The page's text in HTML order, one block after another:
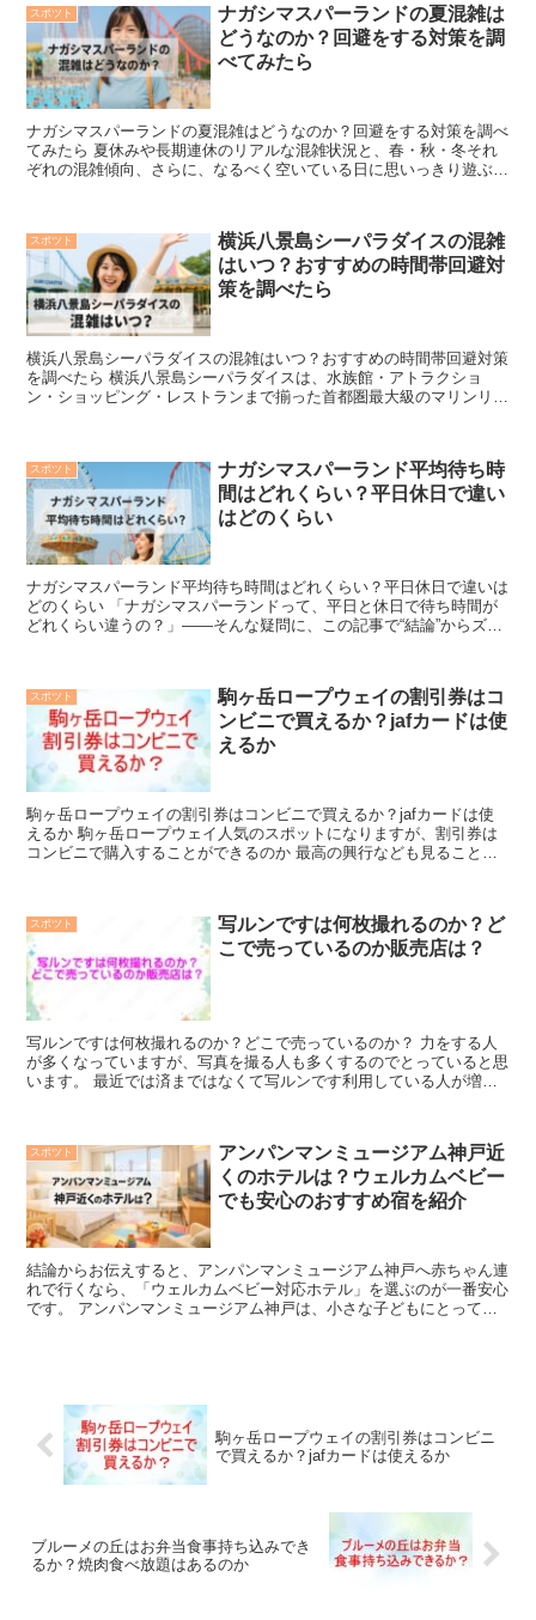
スポツト
ナガシマスパーランドの夏混雑は
どうなのか？回避をする対策を調
べてみたら
ナガシマスパーランドの夏混雑はどうなのか？回避をする対策を調べ
てみたら 夏休みや長期連休のリアルな混雑状況と、春・秋・冬それ
ぞれの混雑傾向、さらに、なるべく空いている日に思いっきり遊ぶた
スポツト
横浜八景島シーパラダイスの混雑
はいつ？おすすめの時間帯回避対
策を調べたら
横浜八景島シーパラダイスの混雑はいつ？おすすめの時間帯回避対策
を調べたら 横浜八景島シーパラダイスは、水族館・アトラクショ
ン・ショッピング・レストランまで揃った首都圏最大級のマリンリゾ
スポツト
ナガシマスパーランド平均待ち時
間はどれくらい？平日休日で違い
はどのくらい
ナガシマスパーランド平均待ち時間はどれくらい？平日休日で違いは
どのくらい 「ナガシマスパーランドって、平日と休日で待ち時間が
どれくらい違うの？」――そんな疑問に、この記事で“結論”からズバ
スポツト
駒ヶ岳ロープウェイの割引券はコ
ンビニで買えるか？jafカードは使
えるか
駒ヶ岳ロープウェイの割引券はコンビニで買えるか？jafカードは使
えるか 駒ヶ岳ロープウェイ人気のスポットになりますが、割引券は
コンビニで購入することができるのか 最高の興行なども見ることが
スポツト
写ルンですは何枚撮れるのか？ど
こで売っているのか販売店は？
写ルンですは何枚撮れるのか？どこで売っているのか？ 力をする人
が多くなっていますが、写真を撮る人も多くするのでとっていると思
います。 最近では済まではなくて写ルンです利用している人が増え
スポツト
アンパンマンミュージアム神戸近
くのホテルは？ウェルカムベビー
でも安心のおすすめ宿を紹介
結論からお伝えすると、アンパンマンミュージアム神戸へ赤ちゃん連
れで行くなら、「ウェルカムベビー対応ホテル」を選ぶのが一番安心
です。 アンパンマンミュージアム神戸は、小さな子どもにとって夢
駒ヶ岳ロープウェイの割引券はコンビニ
で買えるか？jafカードは使えるか
ブルーメの丘はお弁当食事持ち込みでき
るか？焼肉食べ放題はあるのか